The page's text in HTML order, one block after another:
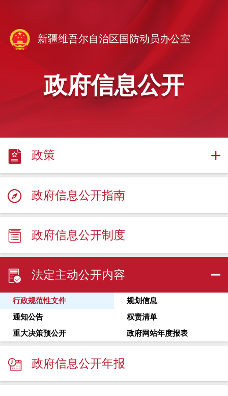
新疆维吾尔自治区国防动员办公室
政府信息公开
政策
政府信息公开指南
政府信息公开制度
法定主动公开内容
行政规范性文件
规划信息
通知公告
权责清单
重大决策预公开
政府网站年度报表
政府信息公开年报